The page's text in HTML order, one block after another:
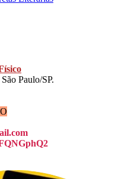
Paulo/SP.